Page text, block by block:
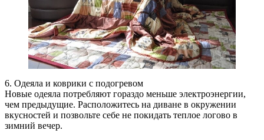
6. Одеяла и коврики с подогревом
Новые одеяла потребляют гораздо меньше электроэнергии,
чем предыдущие. Расположитесь на диване в окружении
вкусностей и позвольте себе не покидать теплое логово в
зимний вечер.